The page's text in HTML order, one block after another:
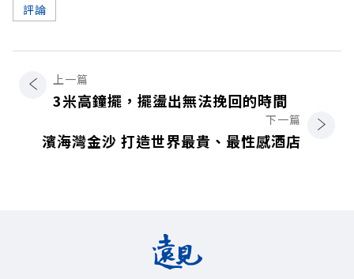
評論
上一篇
3米高鐘擺，擺盪出無法挽回的時間
下一篇
濱海灣金沙 打造世界最貴、最性感酒店